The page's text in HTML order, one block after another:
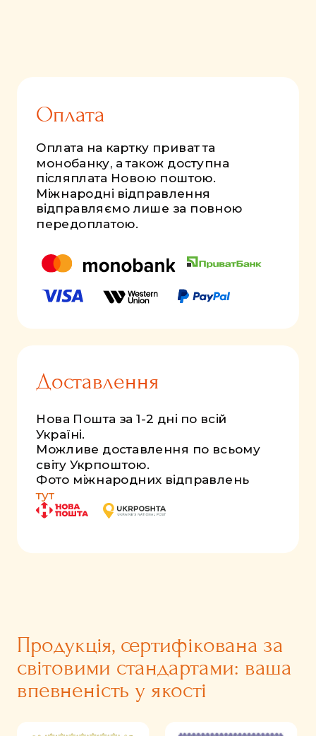
Оплата
Оплата на картку приват та
монобанку, а також доступна
післяплата Новою поштою.
Міжнародні відправлення
відправляємо лише за повною
передоплатою.
Нова Пошта за 1-2 дні по всій
Україні.
Можливе доставлення по всьому
світу Укрпоштою.
Фото міжнародних відправлень
тут
Доставлення
Продукція, сертифікована за
світовими стандартами: ваша
впевненість у якості